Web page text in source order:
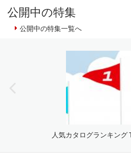
公開中の特集
公開中の特集一覧へ
人気カタログランキング